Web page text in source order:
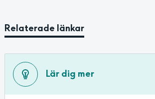
Relaterade länkar
Lär dig mer